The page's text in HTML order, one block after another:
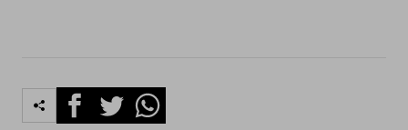
FacebookTwitterWhatsapp